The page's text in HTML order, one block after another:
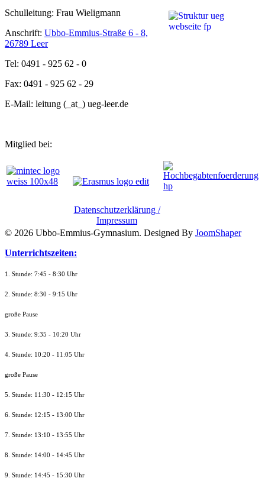
Schulleitung: Frau Wieligmann
Anschrift: Ubbo-Emmius-Straße 6 - 8,
26789 Leer
Tel: 0491 - 925 62 - 0
Fax: 0491 - 925 62 - 29
E-Mail: leitung (_at_) ueg-leer.de
Mitglied bei:
Datenschutzerklärung /
Impressum
© 2026 Ubbo-Emmius-Gymnasium. Designed By JoomShaper
Unterrichtszeiten:
1. Stunde: 7:45 - 8:30 Uhr
2. Stunde: 8:30 - 9:15 Uhr
große Pause
3. Stunde: 9:35 - 10:20 Uhr
4. Stunde: 10:20 - 11:05 Uhr
große Pause
5. Stunde: 11:30 - 12:15 Uhr
6. Stunde: 12:15 - 13:00 Uhr
7. Stunde: 13:10 - 13:55 Uhr
8. Stunde: 14:00 - 14:45 Uhr
9. Stunde: 14:45 - 15:30 Uhr